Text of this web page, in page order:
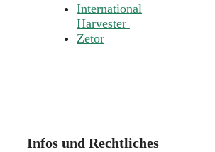
International
Harvester
Zetor
Infos und Rechtliches